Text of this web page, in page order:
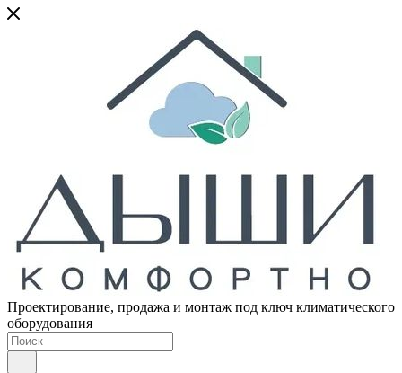
Проектирование, продажа и монтаж под ключ климатического
оборудования